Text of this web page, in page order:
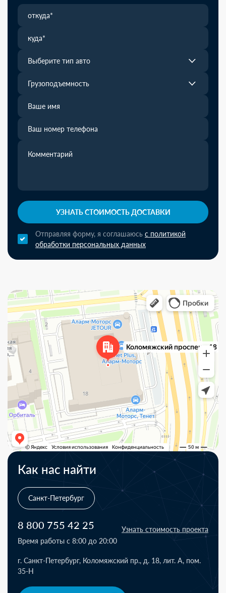
Выберите тип авто
Грузоподъемность
УЗНАТЬ СТОИМОСТЬ ДОСТАВКИ
Отправляя форму, я соглашаюсь с политикой
обработки персональных данных
Как нас найти
Санкт-Петербург
8 800 755 42 25
Время работы с 8:00 до 20:00
Узнать стоимость проекта
г. Санкт-Петербург, Коломяжский пр., д. 18, лит. А, пом.
35-Н